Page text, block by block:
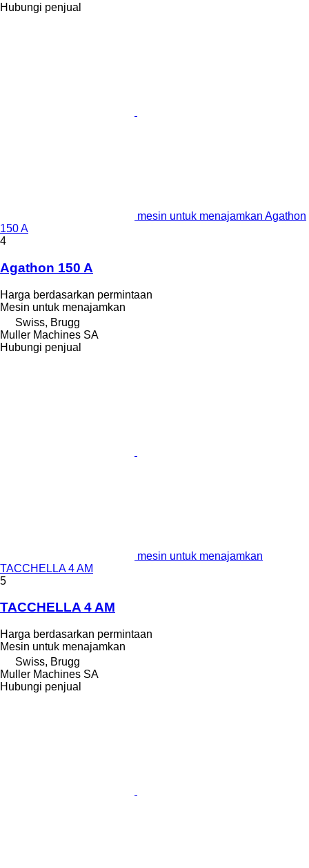
Hubungi penjual
mesin untuk menajamkan Agathon
150 A
4
Agathon 150 A
Harga berdasarkan permintaan
Mesin untuk menajamkan
Swiss, Brugg
Muller Machines SA
Hubungi penjual
mesin untuk menajamkan
TACCHELLA 4 AM
5
TACCHELLA 4 AM
Harga berdasarkan permintaan
Mesin untuk menajamkan
Swiss, Brugg
Muller Machines SA
Hubungi penjual